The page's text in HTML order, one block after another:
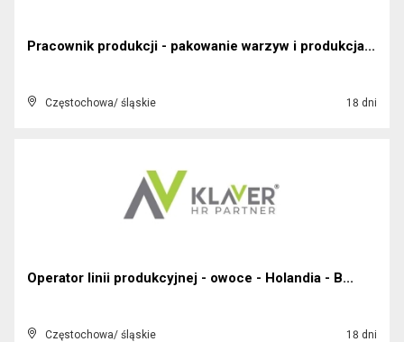
Pracownik produkcji - pakowanie warzyw i produkcja...
Częstochowa/ śląskie 18 dni
Operator linii produkcyjnej - owoce - Holandia - B...
Częstochowa/ śląskie 18 dni